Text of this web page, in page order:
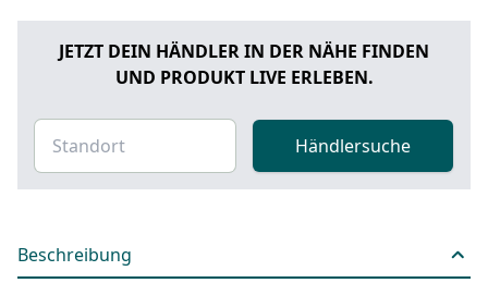
JETZT DEIN HÄNDLER IN DER NÄHE FINDEN
UND PRODUKT LIVE ERLEBEN.
Händlersuche
Beschreibung